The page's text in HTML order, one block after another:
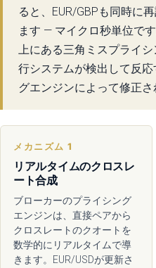
ると、EUR/GBPも同時に
ます — マイクロ秒単位で
上にある三角ミスプライ
行システムが検出して反
グエンジンによって修正さ
メカニズム 1
リアルタイムのクロスレ
ート合成
ブローカーのプライシング
エンジンは、直接ペアから
クロスレートのクオートを
数学的にリアルタイムで導
きます。EUR/USDが更新さ